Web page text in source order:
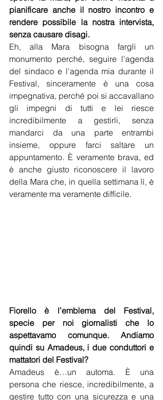
pianificare anche il nostro incontro e
rendere possibile la nostra intervista,
senza causare disagi.
Eh, alla Mara bisogna fargli un
monumento perché, seguire l’agenda
del sindaco e l’agenda mia durante il
Festival, sinceramente è una cosa
impegnativa, perché poi si accavallano
gli impegni di tutti e lei riesce
incredibilmente a gestirli, senza
mandarci da una parte entrambi
insieme, oppure farci saltare un
appuntamento. È veramente brava, ed
è anche giusto riconoscere il lavoro
della Mara che, in quella settimana lì, è
veramente ma veramente difficile.
Fiorello è l’emblema del Festival,
specie per noi giornalisti che lo
aspettavamo comunque. Andiamo
quindi su Amadeus, i due conduttori e
mattatori del Festival?
Amadeus è…un automa. È una
persona che riesce, incredibilmente, a
gestire tutto con una sicurezza e una